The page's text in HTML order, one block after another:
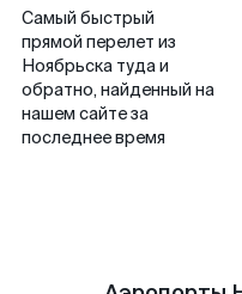
Самый быстрый
прямой перелет из
Ноябрьска туда и
обратно, найденный на
нашем сайте за
последнее время